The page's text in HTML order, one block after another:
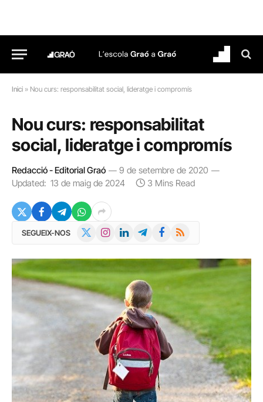
Inici » Nou curs: responsabilitat social, lideratge i compromís
Nou curs: responsabilitat
social, lideratge i compromís
Redacció - Editorial Graó
9 de setembre de 2020
Updated: 13 de maig de 2024 3 Mins Read
SEGUEIX-NOS InstagramLinkedInTelegramFacebook
RSS